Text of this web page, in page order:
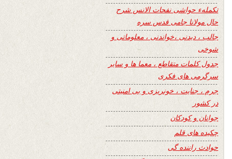
تکملهء حواشی نفحات الانس شرح
حال مولانا جامی قدس سره
جالب ، دیدنی ،خواندنی ، معلوماتی و
شوخی
جدول کلمات متقاطع ، معما ها و سایر
سرگرمی های فکری
جرم ، جنایت ، خونریزی و بی امنیتی
در کشور
جوانان و کودکان
چکیده های قلم
حوادث راننده گی